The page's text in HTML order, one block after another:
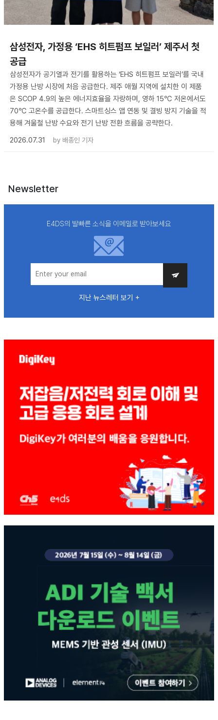
삼성전자, 가정용 ‘EHS 히트펌프 보일러’ 제주서 첫
공급
삼성전자가 공기열과 전기를 활용하는 ‘EHS 히트펌프 보일러’를 국내
가정용 난방 시장에 처음 공급한다. 제주 애월 지역에 설치한 이 제품
은 SCOP 4.9의 높은 에너지효율을 자랑하며, 영하 15℃ 저온에서도
70℃ 고온수를 공급한다. 스마트싱스 앱 연동 및 결빙 방지 기술을 적
용해 겨울철 난방 수요와 전기 난방 전환 흐름을 공략한다.
2026.07.31
by 배종인 기자
Newsletter
E4DS의 발빠른 소식을 이메일로 받아보세요
지난 뉴스레터 보기 +